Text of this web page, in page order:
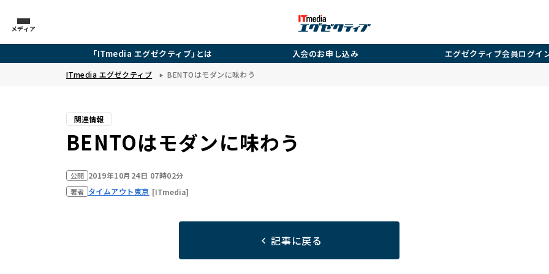
メディア
「ITmedia エグゼクティブ」とは 入会のお申し込み エグゼクティブ会員ログイ
ITmedia エグゼクティブ BENTOはモダンに味わう
関連情報
BENTOはモダンに味わう
公開 2019年10月24日 07時02分
著者 タイムアウト東京 [ITmedia]
記事に戻る